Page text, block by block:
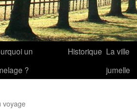
un
?
Historique La ville
jumelle
voyage